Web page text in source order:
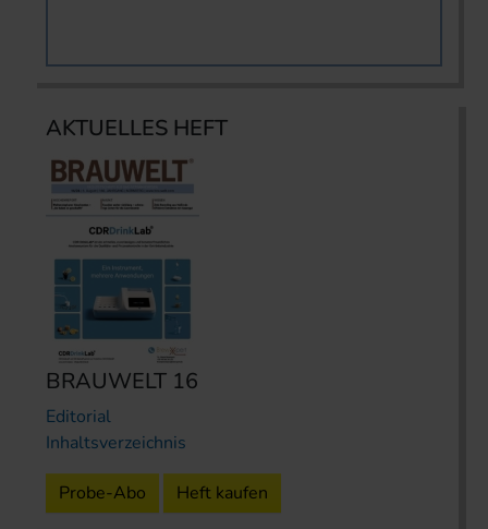
AKTUELLES HEFT
BRAUWELT 16
Editorial
Inhaltsverzeichnis
Probe-Abo Heft kaufen